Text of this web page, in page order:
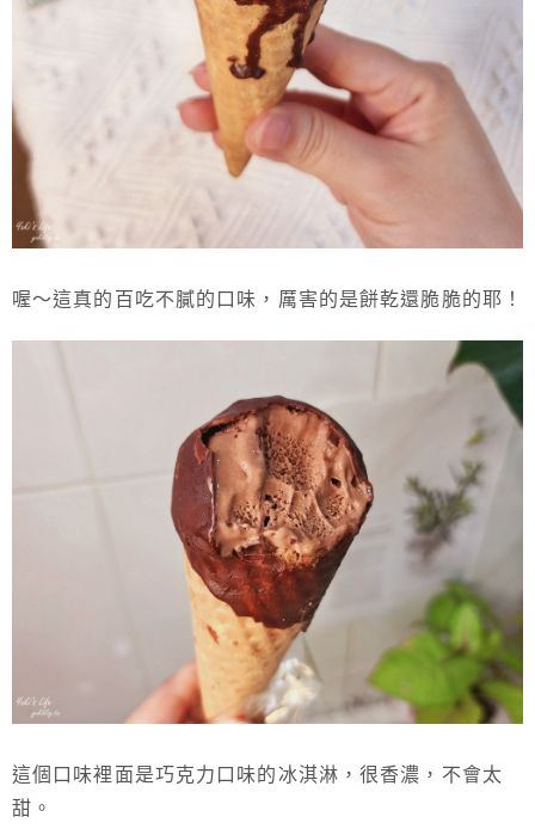
喔～這真的百吃不膩的口味，厲害的是餅乾還脆脆的耶！
這個口味裡面是巧克力口味的冰淇淋，很香濃，不會太
甜。